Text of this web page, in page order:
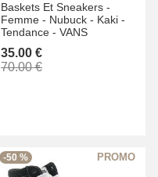
Baskets Et Sneakers -
Femme - Nubuck - Kaki -
Tendance - VANS
35.00 €
70.00 €
-50 %